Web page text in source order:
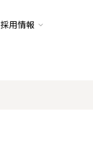
採用情報